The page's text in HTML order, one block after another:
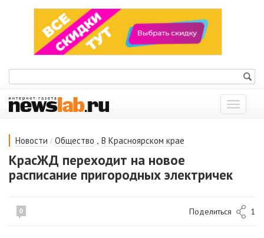
Показать
меню
Новости / Общество , В Красноярском крае
КрасЖД переходит на новое
расписание пригородных электричек
0 Поделиться 1